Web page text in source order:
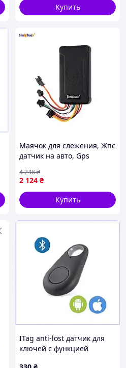
Купить
Маячок для слежения, Жпс
датчик на авто, Gps
на автомобиль, Gps трекер
для машины такси, FRC
2 124 ₴
4 248₴
Купить
ITag anti-lost датчик для
ключей с функцией